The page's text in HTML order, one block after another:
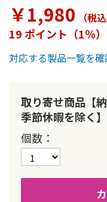
￥1,980 （税込
19 ポイント（1％）
対応する製品一覧を確
取り寄せ商品【
季節休暇を除く】
個数
リ
ー
の
最
初
動
す
る